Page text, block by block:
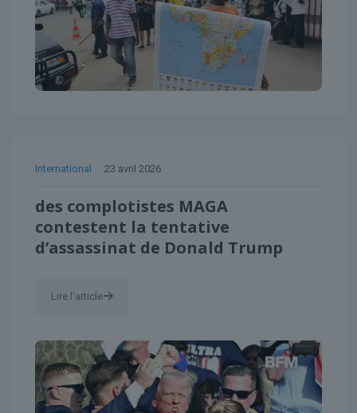
International 23 avril 2026
des complotistes MAGA
contestent la tentative
d’assassinat de Donald Trump
Lire l'article